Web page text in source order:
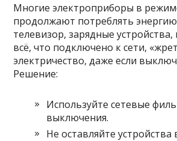
Многие электроприборы в
продолжают потреблять
телевизор, зарядные
всё, что подключено к сети,
электричество, даже если
Решение:
Используйте сетевые
выключения.
Не оставляйте устройства